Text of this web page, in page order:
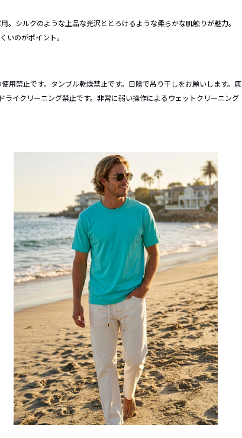
。シルクのような上品な光沢ととろけるような柔らかな肌触りが魅力。
いのがポイント。
用禁止です。タンブル乾燥禁止です。日陰で吊り干しをお願いします。底
イクリーニング禁止です。非常に弱い操作によるウェットクリーニング